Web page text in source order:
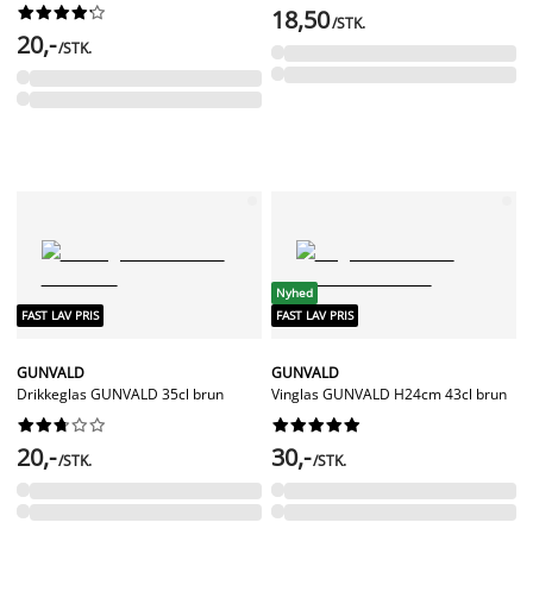






20,-/STK.
18,50/STK.
FAST LAV PRIS
GUNVALD
Drikkeglas GUNVALD 35cl brun






20,-/STK.
Nyhed
FAST LAV PRIS
GUNVALD
Vinglas GUNVALD H24cm 43cl brun






30,-/STK.